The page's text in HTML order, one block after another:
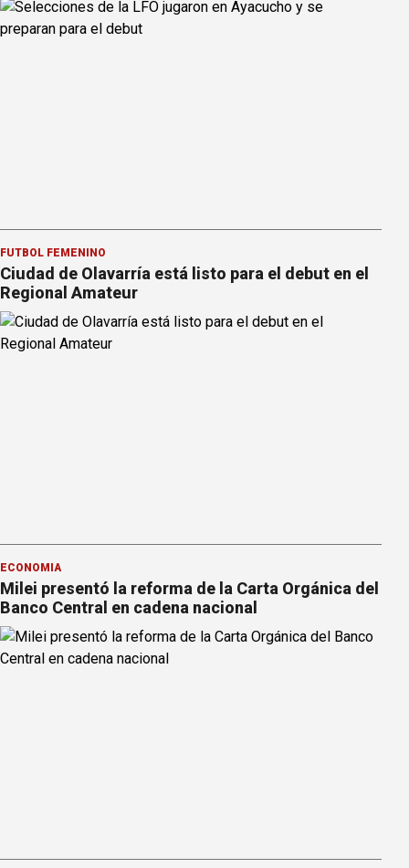
FÚTBOL FEMENINO
Ciudad de Olavarría está listo para el debut en el
Regional Amateur
ECONOMÍA
Milei presentó la reforma de la Carta Orgánica del
Banco Central en cadena nacional